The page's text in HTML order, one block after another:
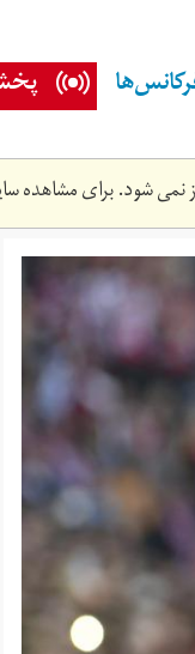
نمی شود. برای مشاهده